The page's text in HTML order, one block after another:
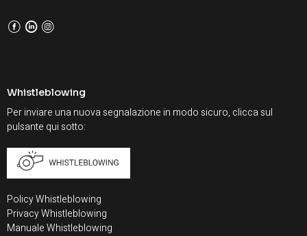
F L I
Whistleblowing
Per inviare una nuova segnalazione in modo sicuro, clicca sul
pulsante qui sotto:
Policy Whistleblowing
Privacy Whistleblowing
Manuale Whistleblowing